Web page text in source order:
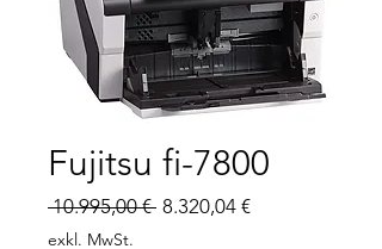
Fujitsu fi-7800
10.995,00 € Standardpreis
8.320,04 €Sale-
exkl. MwSt.